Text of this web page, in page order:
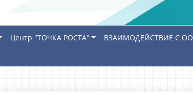
Центр "ТОЧКА РОСТА" ВЗАИМОДЕЙСТВИЕ С ОО